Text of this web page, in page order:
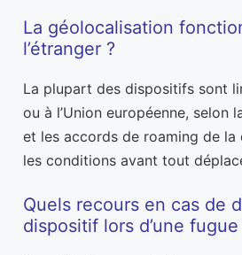
La géolocalisation
l’étranger ?
La plupart des dispositifs sont
ou à l’Union européenne, selon
et les accords de roaming de la
les conditions avant tout
Quels recours en cas de
dispositif lors d’une fugue